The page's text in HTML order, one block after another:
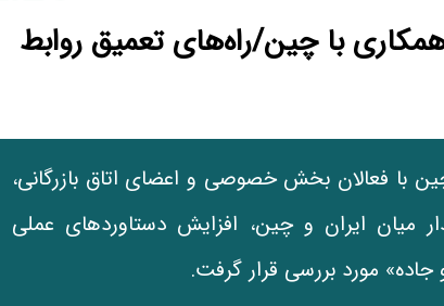
با چین/راه‌های تعمیق روابط
با فعالان بخش خصوصی و اعضای اتاق بازرگانی،
میان ایران و چین، افزایش دستاوردهای عملی
جاده» مورد بررسی قرار گرفت.